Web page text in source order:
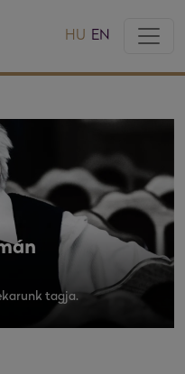
HU EN
tagja.